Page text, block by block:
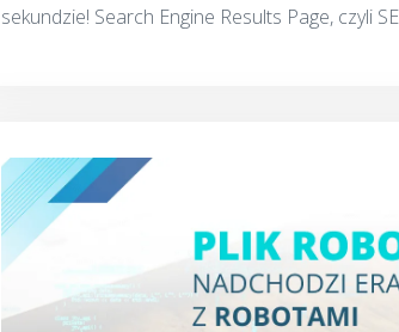
sekundzie! Search Engine Results Page, czyli